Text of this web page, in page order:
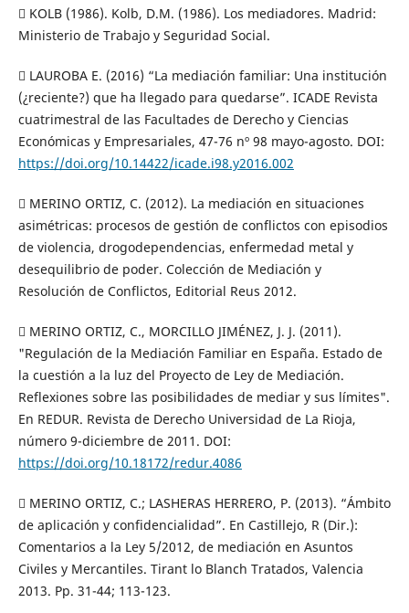
 KOLB (1986). Kolb, D.M. (1986). Los mediadores. Madrid:
Ministerio de Trabajo y Seguridad Social.
 LAUROBA E. (2016) “La mediación familiar: Una institución
(¿reciente?) que ha llegado para quedarse”. ICADE Revista
cuatrimestral de las Facultades de Derecho y Ciencias
Económicas y Empresariales, 47-76 nº 98 mayo-agosto. DOI:
https://doi.org/10.14422/icade.i98.y2016.002
 MERINO ORTIZ, C. (2012). La mediación en situaciones
asimétricas: procesos de gestión de conflictos con episodios
de violencia, drogodependencias, enfermedad metal y
desequilibrio de poder. Colección de Mediación y
Resolución de Conflictos, Editorial Reus 2012.
 MERINO ORTIZ, C., MORCILLO JIMÉNEZ, J. J. (2011).
"Regulación de la Mediación Familiar en España. Estado de
la cuestión a la luz del Proyecto de Ley de Mediación.
Reflexiones sobre las posibilidades de mediar y sus límites".
En REDUR. Revista de Derecho Universidad de La Rioja,
número 9-diciembre de 2011. DOI:
https://doi.org/10.18172/redur.4086
 MERINO ORTIZ, C.; LASHERAS HERRERO, P. (2013). “Ámbito
de aplicación y confidencialidad”. En Castillejo, R (Dir.):
Comentarios a la Ley 5/2012, de mediación en Asuntos
Civiles y Mercantiles. Tirant lo Blanch Tratados, Valencia
2013. Pp. 31-44; 113-123.